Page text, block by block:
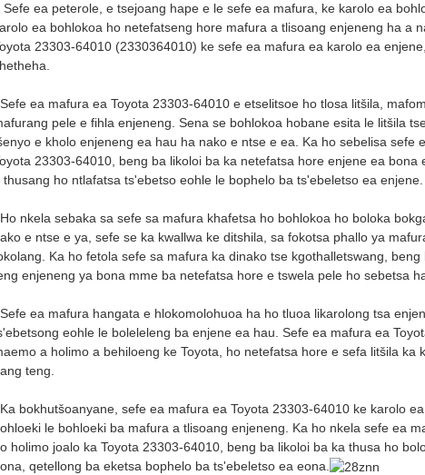
Sefe ea peterole, e tsejoang hape e le sefe ea mafura, ke karolo ea
ea bohlokoa ho netefatseng hore mafura a tlisoang enjeneng ha a
23303-64010 (2330364010) ke sefe ea mafura ea karolo ea
Sefe ea mafura ea Toyota 23303-64010 e etselitsoe ho tlosa litšila,
pele e fihla enjeneng. Sena se bohlokoa hobane esita le litšila
e kholo enjeneng ea hau ha nako e ntse e ea. Ka ho sebelisa sefe
23303-64010, beng ba likoloi ba ka netefatsa hore enjene ea
thusang ho ntlafatsa ts'ebetso eohle le bophelo ba ts'ebeletso ea enjene.
Ho nkela sebaka sa sefe sa mafura khafetsa ho bohlokoa ho boloka
e ntse e ya, sefe se ka kwallwa ke ditshila, sa fokotsa phallo ya
Ka ho fetola sefe sa mafura ka dinako tse kgothalletswang,
enjeneng ya bona mme ba netefatsa hore e tswela pele ho sebetsa
Sefe ea mafura hangata e hlokomolohuoa ha ho tluoa likarolong tsa
eohle le boleleleng ba enjene ea hau. Sefe ea mafura ea
a holimo a behiloeng ke Toyota, ho netefatsa hore e sefa litšila
teng.
Ka bokhutšoanyane, sefe ea mafura ea Toyota 23303-64010 ke karolo
le bohloeki ba mafura a tlisoang enjeneng. Ka ho nkela sefe ea
holimo joalo ka Toyota 23303-64010, beng ba likoloi ba ka thusa ho
qetellong ba eketsa bophelo ba ts'ebeletso ea eona.